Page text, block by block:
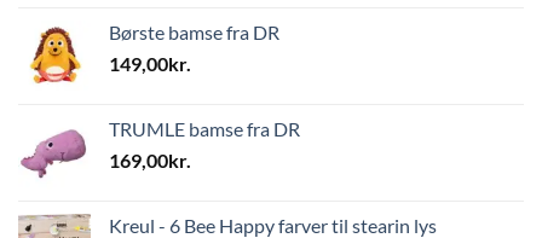
Børste bamse fra DR
149,00kr.
TRUMLE bamse fra DR
169,00kr.
Kreul - 6 Bee Happy farver til stearin lys